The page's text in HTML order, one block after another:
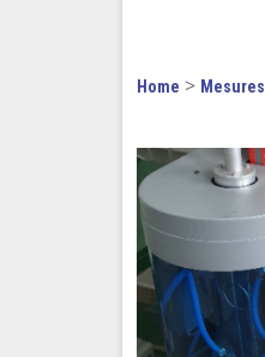
Home > Mesures